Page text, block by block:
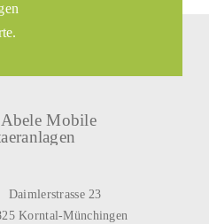
Daimlerstrasse 23
Korntal-Münchingen